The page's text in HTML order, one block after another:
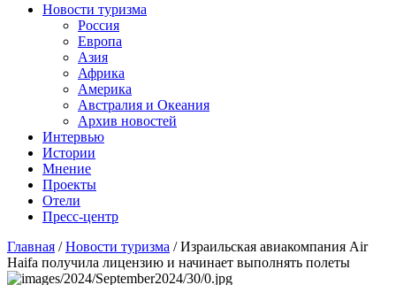
Новости туризма
Россия
Европа
Азия
Африка
Америка
Австралия и Океания
Архив новостей
Интервью
Истории
Мнение
Проекты
Отели
Пресс-центр
Главная /Новости туризма /Израильская авиакомпания Air
Haifa получила лицензию и начинает выполнять полеты